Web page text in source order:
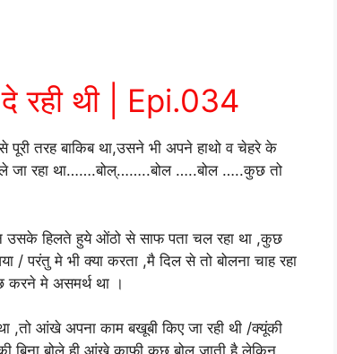
रही थी | Epi.034
तरह बाकिब था,उसने भी अपने हाथो व चेहरे के
जा रहा था…….बोल्……..बोल …..बोल …..कुछ तो
उसके हिलते हुये ओंठो से साफ पता चल रहा था ,कुछ
/ परंतु मे भी क्या करता ,मै दिल से तो बोलना चाह रहा
करने मे असमर्थ था ।
आंखे अपना काम बखूबी किए जा रही थी /क्यूंकी